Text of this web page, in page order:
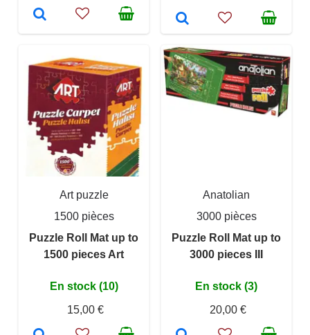
Art puzzle
1500 pièces
Puzzle Roll Mat up to
1500 pieces Art
En stock (10)
15,00 €
Anatolian
3000 pièces
Puzzle Roll Mat up to
3000 pieces III
En stock (3)
20,00 €